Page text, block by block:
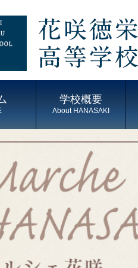
学校概要
About HANASAKI